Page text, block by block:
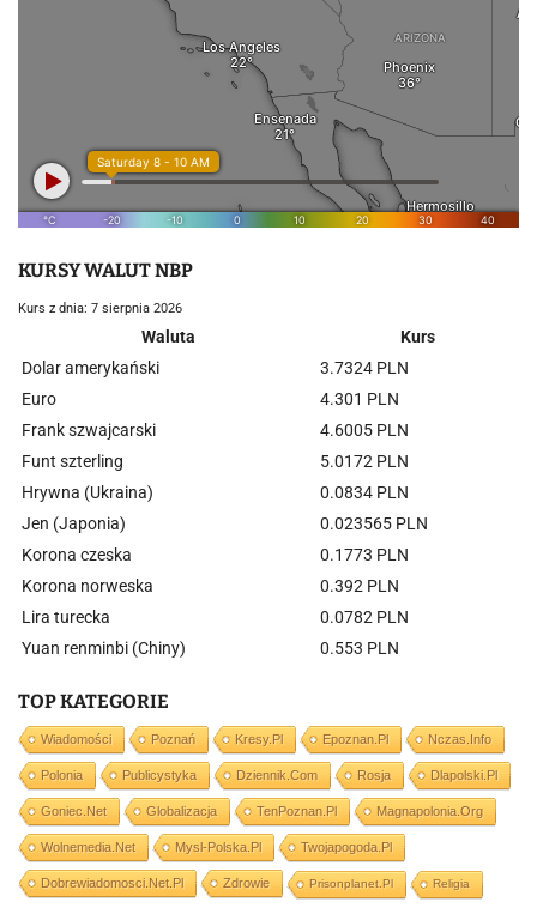
KURSY WALUT NBP
Kurs z dnia: 7 sierpnia 2026
Waluta
Kurs
Dolar amerykański
3.7324 PLN
Euro
4.301 PLN
Frank szwajcarski
4.6005 PLN
Funt szterling
5.0172 PLN
Hrywna (Ukraina)
0.0834 PLN
Jen (Japonia)
0.023565 PLN
Korona czeska
0.1773 PLN
Korona norweska
0.392 PLN
Lira turecka
0.0782 PLN
Yuan renminbi (Chiny)
0.553 PLN
TOP KATEGORIE
Wiadomości Poznań Kresy.pl Epoznan.pl Nczas.info
Polonia Publicystyka Dziennik.com Rosja Dlapolski.pl
Goniec.net Globalizacja TenPoznan.pl Magnapolonia.org
Wolnemedia.net Mysl-Polska.pl Twojapogoda.pl
Dobrewiadomosci.net.pl Zdrowie Prisonplanet.pl Religia